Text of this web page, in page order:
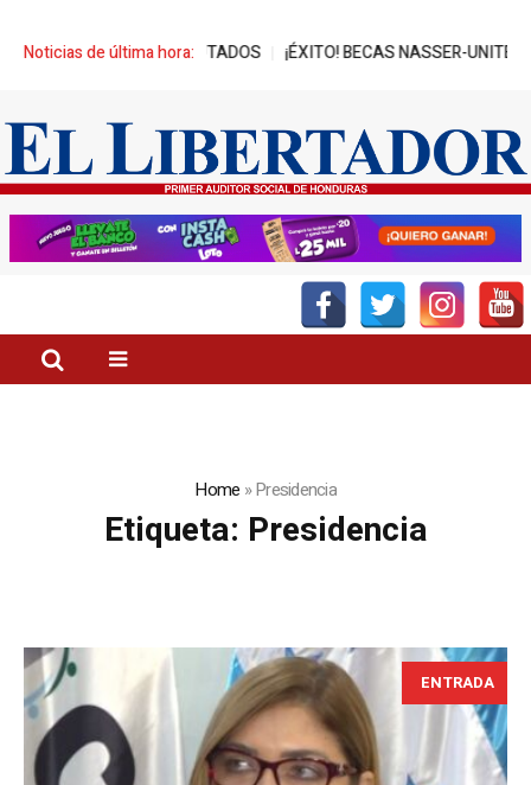
Noticias de última hora:
A DIPUTADOS ¡ÉXITO! BECAS NASSER-UNITEC ALCANZA MIL
Home »Presidencia
Etiqueta: Presidencia
ENTRADA